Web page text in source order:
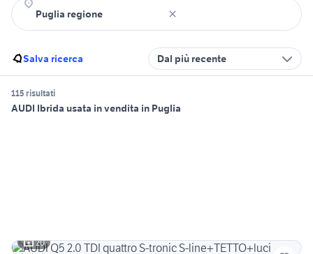
Salva ricerca Dal più recente
115 risultati
AUDI Ibrida usata in vendita in Puglia
20